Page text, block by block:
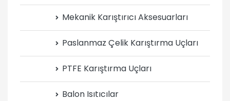
Mekanik Karıştırıcı Aksesuarları
Paslanmaz Çelik Karıştırma Uçları
PTFE Karıştırma Uçları
Balon Isıtıcılar